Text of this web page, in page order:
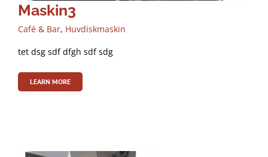
Maskin3
Café & Bar, Huvdiskmaskin
tet dsg sdf dfgh sdf sdg
LEARN MORE